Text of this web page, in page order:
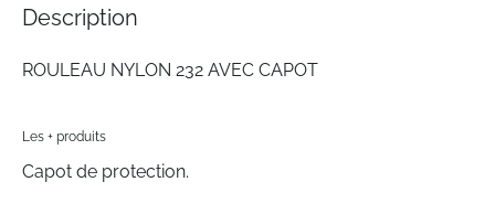
Description
ROULEAU NYLON 232 AVEC CAPOT
Les + produits
Capot de protection.